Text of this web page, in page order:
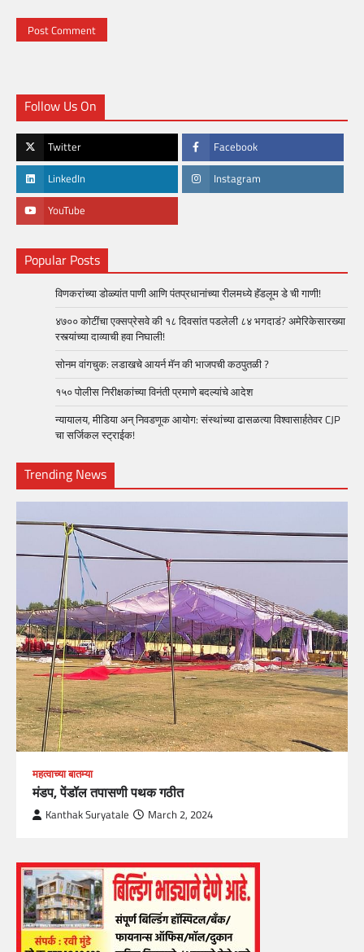
Follow Us On
Twitter Facebook
LinkedIn Instagram
YouTube
Popular Posts
विणकरांच्या डोळ्यांत पाणी आणि पंतप्रधानांच्या रीलमध्ये हॅंडलूम डे ची गाणी!
४७०० कोटींचा एक्सप्रेसवे की १८ दिवसांत पडलेली ८४ भगदाडं? अमेरिकेसारख्या
रस्त्यांच्या दाव्याची हवा निघाली!
सोनम वांगचुक: लडाखचे आयर्न मॅन की भाजपची कठपुतळी ?
१५० पोलीस निरीक्षकांच्या विनंती प्रमाणे बदल्यांचे आदेश
न्यायालय, मीडिया अन् निवडणूक आयोग: संस्थांच्या ढासळत्या विश्वासार्हतेवर CJP
चा सर्जिकल स्ट्राईक!
Trending News
महत्वाच्या बातम्या
मंडप, पेंडॉल तपासणी पथक गठीत
Kanthak Suryatale March 2, 2024